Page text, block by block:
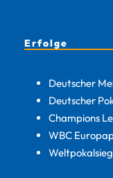
Erfolge
Deutscher
Deutscher
Champions
WBC